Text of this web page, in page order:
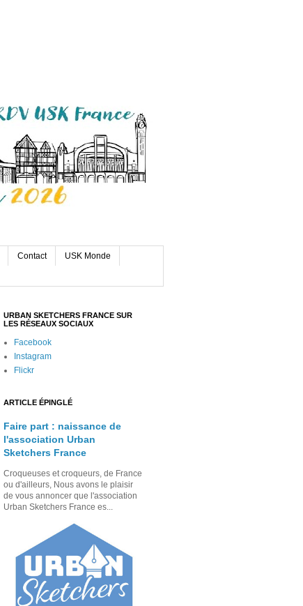
Contact USK Monde
URBAN SKETCHERS FRANCE SUR
LES RÉSEAUX SOCIAUX
Facebook
Instagram
Flickr
ARTICLE ÉPINGLÉ
Faire part : naissance de
l'association Urban
Sketchers France
Croqueuses et croqueurs, de France
ou d'ailleurs, Nous avons le plaisir
de vous annoncer que l'association
Urban Sketchers France es...